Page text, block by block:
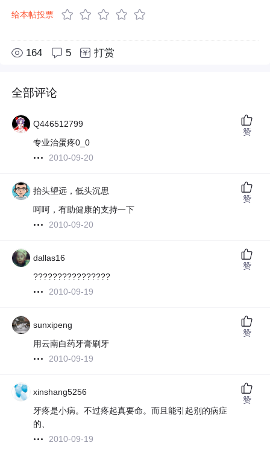
给本帖投票
164 5 打赏
全部评论
Q446512799
专业治蛋疼0_0
2010-09-20
赞
抬头望远，低头沉思
呵呵，有助健康的支持一下
2010-09-20
赞
dallas16
????????????????
2010-09-19
赞
sunxipeng
用云南白药牙膏刷牙
2010-09-19
赞
xinshang5256
牙疼是小病。不过疼起真要命。而且能引起别的病症
的、
2010-09-19
赞